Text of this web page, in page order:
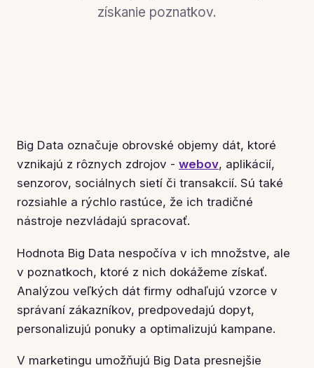
získanie poznatkov.
Big Data označuje obrovské objemy dát, ktoré
vznikajú z rôznych zdrojov - webov, aplikácií,
senzorov, sociálnych sietí či transakcií. Sú také
rozsiahle a rýchlo rastúce, že ich tradičné
nástroje nezvládajú spracovať.
Hodnota Big Data nespočíva v ich množstve, ale
v poznatkoch, ktoré z nich dokážeme získať.
Analýzou veľkých dát firmy odhaľujú vzorce v
správaní zákazníkov, predpovedajú dopyt,
personalizujú ponuky a optimalizujú kampane.
V marketingu umožňujú Big Data presnejšie